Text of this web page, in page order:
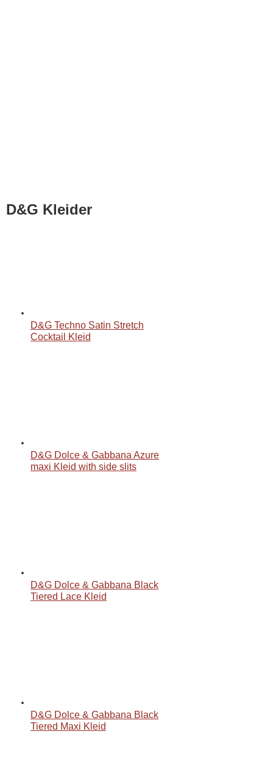
D&G Kleider
D&G Techno Satin Stretch
Cocktail Kleid
D&G Dolce & Gabbana Azure
maxi Kleid with side slits
D&G Dolce & Gabbana Black
Tiered Lace Kleid
D&G Dolce & Gabbana Black
Tiered Maxi Kleid